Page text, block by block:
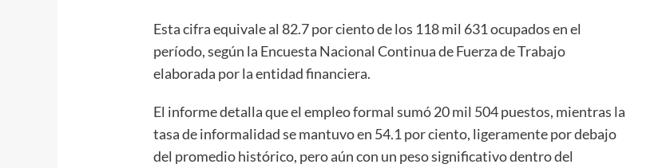
Esta cifra equivale al 82.7 por ciento de los 118 mil 631 ocupados en el
período, según la Encuesta Nacional Continua de Fuerza de Trabajo
elaborada por la entidad financiera.
El informe detalla que el empleo formal sumó 20 mil 504 puestos, mientras la
tasa de informalidad se mantuvo en 54.1 por ciento, ligeramente por debajo
del promedio histórico, pero aún con un peso significativo dentro del